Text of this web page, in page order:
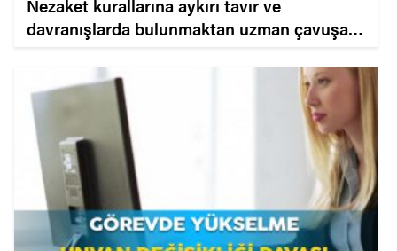
Nezaket kurallarına aykırı tavır ve
davranışlarda bulunmaktan uzman çavuşa